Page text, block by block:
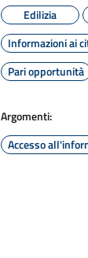
Edilizia
Informazioni ai
Pari opportunità
Argomenti:
Accesso